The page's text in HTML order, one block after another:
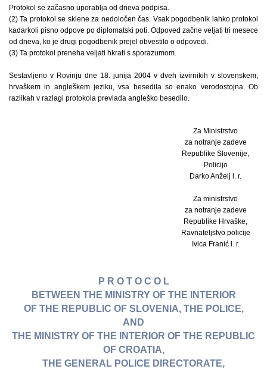
Protokol se začasno uporablja od dneva podpisa.
(2) Ta protokol se sklene za nedoločen čas. Vsak pogodbenik lahko protokol
kadarkoli pisno odpove po diplomatski poti. Odpoved začne veljati tri mesece
od dneva, ko je drugi pogodbenik prejel obvestilo o odpovedi.
(3) Ta protokol preneha veljati hkrati s sporazumom.
Sestavljeno v Rovinju dne 18. junija 2004 v dveh izvirnikih v slovenskem,
hrvaškem in angleškem jeziku, vsa besedila so enako verodostojna. Ob
razlikah v razlagi protokola prevlada angleško besedilo.
Za Ministrstvo
za notranje zadeve
Republike Slovenije,
Policijo
Darko Anželj l. r.
Za ministrstvo
za notranje zadeve
Republike Hrvaške,
Ravnateljstvo policije
Ivica Franić l. r.
P R O T O C O L
BETWEEN THE MINISTRY OF THE INTERIOR
OF THE REPUBLIC OF SLOVENIA, THE POLICE,
AND
THE MINISTRY OF THE INTERIOR OF THE REPUBLIC
OF CROATIA,
THE GENERAL POLICE DIRECTORATE,